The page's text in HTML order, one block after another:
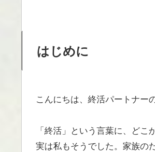
はじめに
こんにちは、終活パートナー
「終活」という言葉に、ど
実は私もそうでした。家族の